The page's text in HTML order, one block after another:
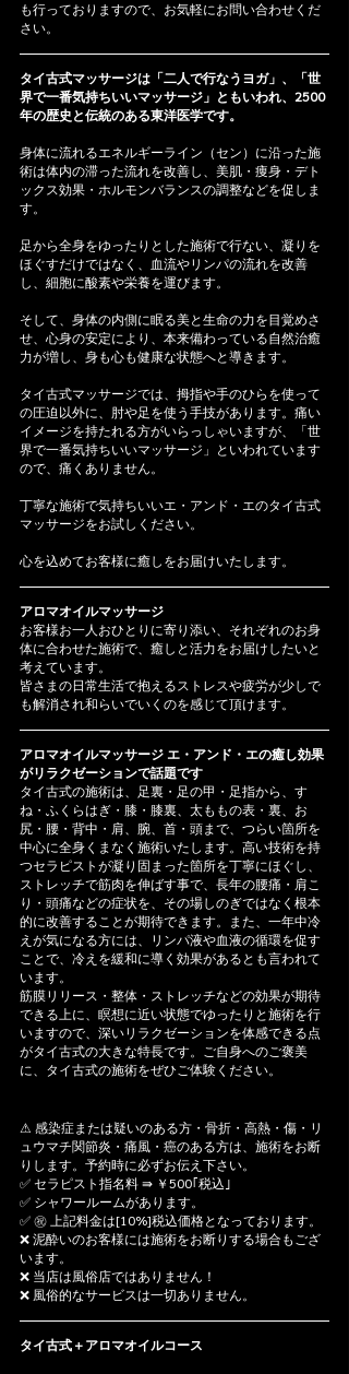
も行っておりますので、お気軽にお問い合わせくだ
さい。
タイ古式マッサージは「二人で行なうヨガ」、「世
界で一番気持ちいいマッサージ」ともいわれ、2500
年の歴史と伝統のある東洋医学です。
身体に流れるエネルギーライン（セン）に沿った施
術は体内の滞った流れを改善し、美肌・痩身・デト
ックス効果・ホルモンバランスの調整などを促しま
す。
足から全身をゆったりとした施術で行ない、凝りを
ほぐすだけではなく、血流やリンパの流れを改善
し、細胞に酸素や栄養を運びます。
そして、身体の内側に眠る美と生命の力を目覚めさ
せ、心身の安定により、本来備わっている自然治癒
力が増し、身も心も健康な状態へと導きます。
タイ古式マッサージでは、拇指や手のひらを使って
の圧迫以外に、肘や足を使う手技があります。痛い
イメージを持たれる方がいらっしゃいますが、「世
界で一番気持ちいいマッサージ」といわれています
ので、痛くありません。
丁寧な施術で気持ちいいエ・アンド・エのタイ古式
マッサージをお試しください。
心を込めてお客様に癒しをお届けいたします。
アロマオイルマッサージ
お客様お一人おひとりに寄り添い、それぞれのお身
体に合わせた施術で、癒しと活力をお届けしたいと
考えています。
皆さまの日常生活で抱えるストレスや疲労が少しで
も解消され和らいでいくのを感じて頂けます。
アロマオイルマッサージ エ・アンド・エの癒し効果
がリラクゼーションで話題です
タイ古式の施術は、足裏・足の甲・足指から、す
ね・ふくらはぎ・膝・膝裏、太ももの表・裏、お
尻・腰・背中・肩、腕、首・頭まで、つらい箇所を
中心に全身くまなく施術いたします。高い技術を持
つセラピストが凝り固まった箇所を丁寧にほぐし、
ストレッチで筋肉を伸ばす事で、長年の腰痛・肩こ
り・頭痛などの症状を、その場しのぎではなく根本
的に改善することが期待できます。また、一年中冷
えが気になる方には、リンパ液や血液の循環を促す
ことで、冷えを緩和に導く効果があるとも言われて
います。
筋膜リリース・整体・ストレッチなどの効果が期待
できる上に、瞑想に近い状態でゆったりと施術を行
いますので、深いリラクゼーションを体感できる点
がタイ古式の大きな特長です。ご自身へのご褒美
に、タイ古式の施術をぜひご体験ください。
⚠ 感染症または疑いのある方・骨折・高熱・傷・リ
ュウマチ関節炎・痛風・癌のある方は、施術をお断
りします。予約時に必ずお伝え下さい。
✅ セラピスト指名料 ⇛ ￥500｢税込｣
✅ シャワールームがあります。
✅ ㊗ 上記料金は[10%]税込価格となっております。
❌ 泥酔いのお客様には施術をお断りする場合もござ
います。
❌ 当店は風俗店ではありません！
❌ 風俗的なサービスは一切ありません。
タイ古式＋アロマオイルコース